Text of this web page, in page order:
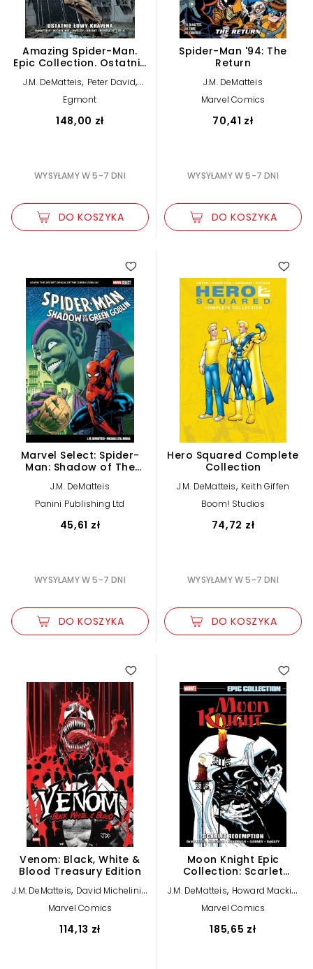
Amazing Spider-Man.
Epic Collection. Ostatnie
J.M. DeMatteis, Peter David,
David Michelinie ,
,Ken McDonald
Egmont
148,00 zł
WYSYŁAMY W 5-7 DNI
DO KOSZYKA
Spider-Man '94: The
Return
J.M. DeMatteis
Marvel Comics
70,41 zł
WYSYŁAMY W 5-7 DNI
DO KOSZYKA
Marvel Select: Spider-
Man: Shadow of The
J.M. DeMatteis
Panini Publishing Ltd
45,61 zł
WYSYŁAMY W 5-7 DNI
DO KOSZYKA
Hero Squared Complete
Collection
J.M. DeMatteis, Keith Giffen
Boom! Studios
74,72 zł
WYSYŁAMY W 5-7 DNI
DO KOSZYKA
Venom: Black, White &
Blood Treasury Edition
J.M. DeMatteis, David Michelinie,
Ryan North
Marvel Comics
114,13 zł
Moon Knight Epic
Collection: Scarlet
J.M. DeMatteis, Howard Mackie,
Terry Kavanagh
Marvel Comics
185,65 zł